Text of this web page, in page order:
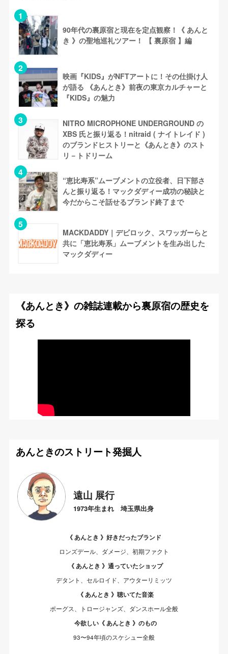
90年代の裏原宿と現在を定点観察！《 あんと
き 》の聖地巡礼ツアー！ 【 裏原宿 】編
映画『KIDS』がNFTアートに！その仕掛け人
が語る 《あんとき》前夜の東京カルチャーと
『KIDS』の魅力
NITRO MICROPHONE UNDERGROUND の
XBS 氏と振り返る！nitraid ( ナイトレイド )
のブランドヒストリーと《あんとき》のスト
リ－トドリーム
“恵比寿系”ムーブメントの立役者、日下部さ
んと振り返る！マックダディー成功の秘訣と
今だからこそ話せるブランド終了まで
MACKDADDY｜デビロック、スワッガーらと
共に「恵比寿系」ムーブメントを生み出した
マックダディー
《あんとき》の雑誌連載から裏原宿の歴史を
探る
あんときのストリート発掘人
遠山 展行
1973年生まれ 埼玉県出身
《 あんとき 》好きだったブランド
ロンズデール、ダメージ、初期ファクト
《 あんとき 》通っていたショップ
デタント、セルロイド、アウターリミッツ
《 あんとき 》聴いてた音楽
ポーグス、トロージャンズ、ダンスホール全般
今欲しい《 あんとき 》のもの
93〜94年頃のスケシュー全般